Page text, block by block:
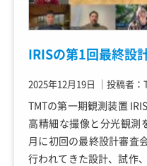
IRISの第1回最終設
2025年12月19日 ｜ 投稿者：
TMTの第一期観測装置
高精細な撮像と分光観測
月に初回の最終設計審査
行われてきた設計、試作